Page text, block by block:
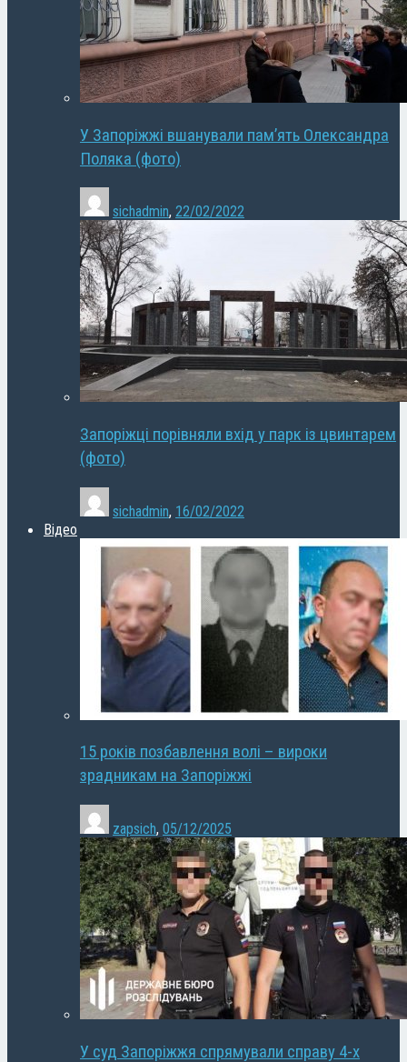
У Запоріжжі вшанували пам’ять Олександра
Поляка (фото)
sichadmin, 22/02/2022
Запоріжці порівняли вхід у парк із цвинтарем
(фото)
sichadmin, 16/02/2022
Відео
15 років позбавлення волі – вироки
зрадникам на Запоріжжі
zapsich, 05/12/2025
У суд Запоріжжя спрямували справу 4-х